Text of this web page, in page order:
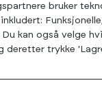
bruker
Du kan også velge
deretter trykke